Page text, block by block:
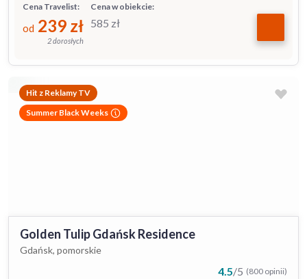
Cena w obiekcie:
585 zł
Cena Travelist:
od 239 zł
2 dorosłych
Hit z Reklamy TV
Summer Black Weeks
Golden Tulip Gdańsk Residence
Gdańsk, pomorskie
4.5/5 (800 opinii)